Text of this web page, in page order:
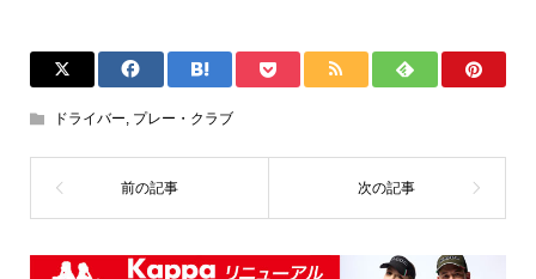
ドライバー, プレー・クラブ